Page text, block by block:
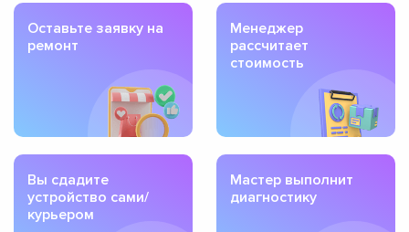
Оставьте заявку на
ремонт
Менеджер
рассчитает
стоимость
Вы сдадите
устройство сами/
курьером
Мастер выполнит
диагностику